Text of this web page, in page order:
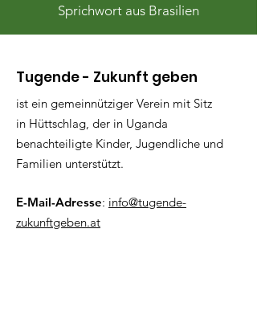
Sprichwort aus Brasilien
Tugende - Zukunft geben
ist ein gemeinnütziger Verein mit Sitz
in Hüttschlag, der in Uganda
benachteiligte Kinder, Jugendliche und
Familien unterstützt.
E-Mail-Adresse: info@tugende-
zukunftgeben.at